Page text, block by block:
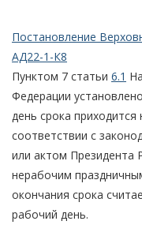
Постановление
АД22-1-К8
Пунктом 7 статьи 6.1
Федерации
день срока
соответствии с
или актом Президента
нерабочим
окончания срока
рабочий день.